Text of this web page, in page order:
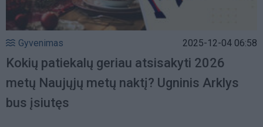
Gyvenimas 2025-12-04 06:58
Kokių patiekalų geriau atsisakyti 2026
metų Naujųjų metų naktį? Ugninis Arklys
bus įsiutęs